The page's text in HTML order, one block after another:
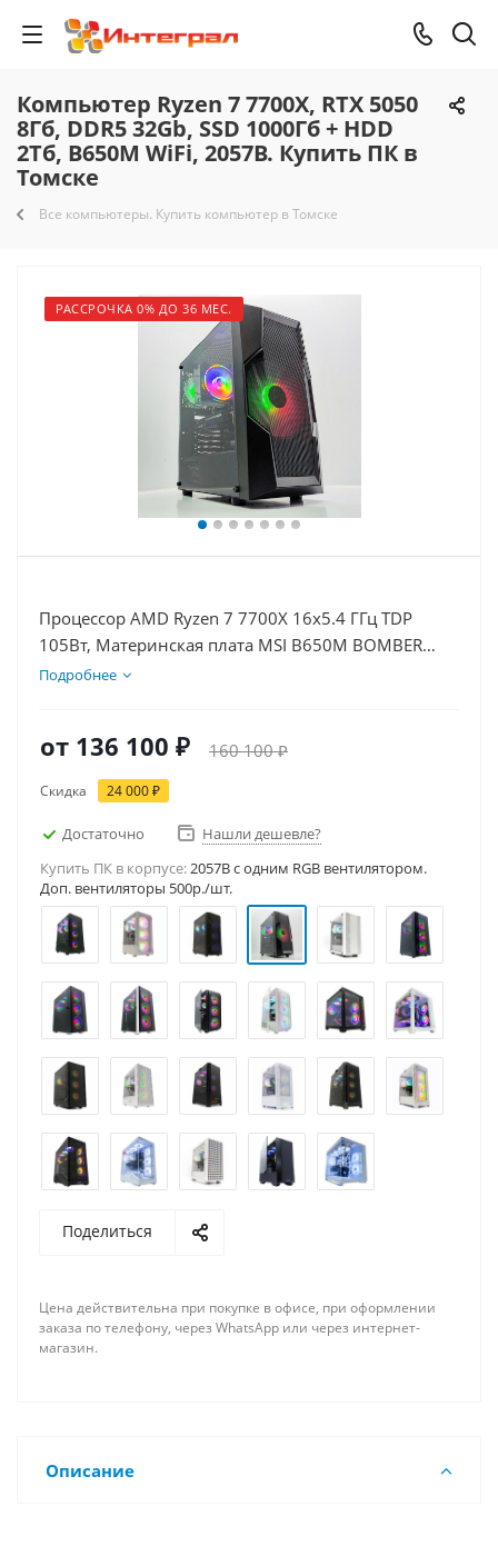
Компьютер Ryzen 7 7700X, RTX 5050
8Гб, DDR5 32Gb, SSD 1000Гб + HDD
2Тб, B650M WiFi, 2057B. Купить ПК в
Томске
Все компьютеры. Купить компьютер в Томске
РАССРОЧКА 0% ДО 36 МЕС.
Процессор AMD Ryzen 7 7700X 16x5.4 ГГц TDP
105Вт, Материнская плата MSI B650M BOMBER
WIFI, Видеокарта RTX 5050 8Гб, Память
Подробнее
от 136 100 ₽ 160 100 ₽
Скидка 24 000 ₽
Достаточно
Нашли дешевле?
Купить ПК в корпусе:2057B c одним RGB вентилятором.
Доп. вентиляторы 500р./шт.
Поделиться
Цена действительна при покупке в офисе, при оформлении
заказа по телефону, через WhatsApp или через интернет-
магазин.
Описание